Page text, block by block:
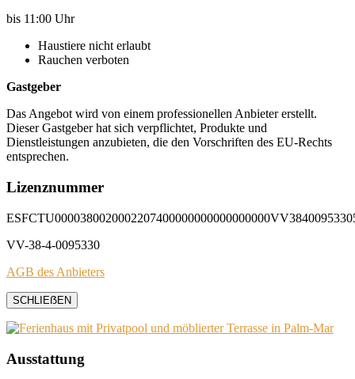
bis 11:00 Uhr
Haustiere nicht erlaubt
Rauchen verboten
Gastgeber
Das Angebot wird von einem professionellen Anbieter erstellt.
Dieser Gastgeber hat sich verpflichtet, Produkte und
Dienstleistungen anzubieten, die den Vorschriften des EU-Rechts
entsprechen.
Lizenznummer
VV-38-4-0095330
AGB des Anbieters
SCHLIEẞEN
Ausstattung